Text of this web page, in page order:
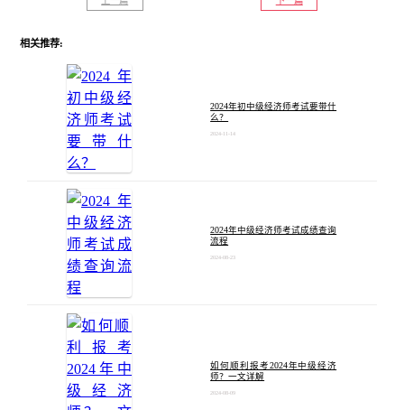
相关推荐:
2024年初中级经济师考试要带什
么？
2024-11-14
2024年中级经济师考试成绩查询
流程
2024-08-23
如何顺利报考2024年中级经济
师？一文详解
2024-08-09